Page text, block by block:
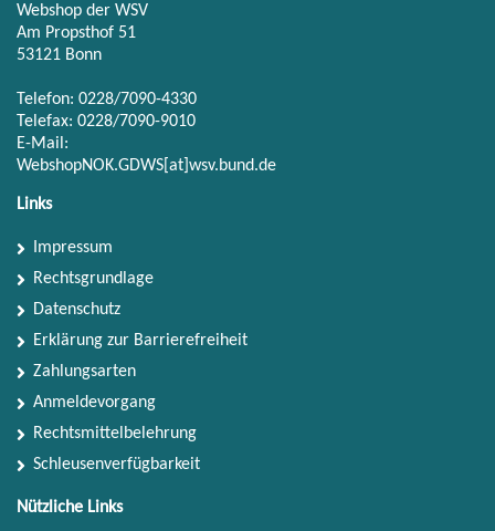
Webshop der WSV
Am Propsthof 51
53121 Bonn
Telefon: 0228/7090-4330
Telefax: 0228/7090-9010
E-Mail:
WebshopNOK.GDWS[at]wsv.bund.de
Links
Impressum
Rechtsgrundlage
Datenschutz
Erklärung zur Barrierefreiheit
Zahlungsarten
Anmeldevorgang
Rechtsmittelbelehrung
Schleusenverfügbarkeit
Nützliche Links